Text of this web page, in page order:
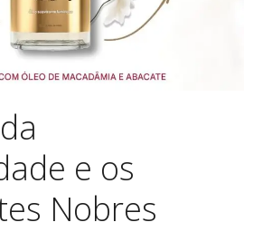
e os
Nobres